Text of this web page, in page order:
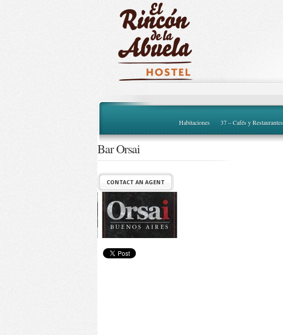
Habitaciones 37 – Cafés y Restaurantes
Bar Orsai
CONTACT AN AGENT